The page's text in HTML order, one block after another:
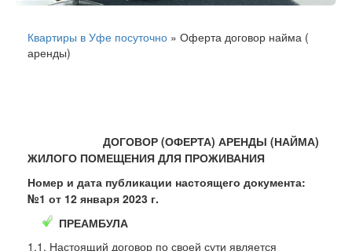
Квартиры в Уфе посуточно » Оферта договор найма (
аренды)
ДОГОВОР (ОФЕРТА) АРЕНДЫ (НАЙМА)
ЖИЛОГО ПОМЕЩЕНИЯ ДЛЯ ПРОЖИВАНИЯ
Номер и дата публикации настоящего документа:
№1 от 12 января 2023 г.
ПРЕАМБУЛА
1.1. Настоящий договор по своей сути является